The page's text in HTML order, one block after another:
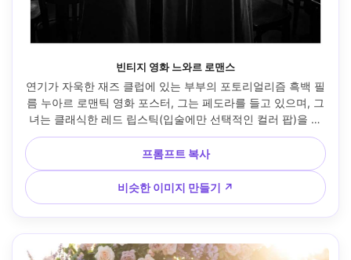
빈티지 영화 느와르 로맨스
연기가 자욱한 재즈 클럽에 있는 부부의 포토리얼리즘 흑백 필
름 누아르 로맨틱 영화 포스터, 그는 페도라를 들고 있으며, 그
녀는 클래식한 레드 립스틱(입술에만 선택적인 컬러 팝)을 바
르고 있으며, 하드 림 라이트, 베네치아 블라인드 섀도우, 무디
한 분위기, 상단의 타이틀 세이프 공간, 클래식한 포스터 구성,
50mm f/1.8로 촬영, 선명한 그레인과 높은 대비, 시네마틱 누
아르 스타일링 --ar 4:5
프롬프트 복사
비슷한 이미지 만들기 ↗